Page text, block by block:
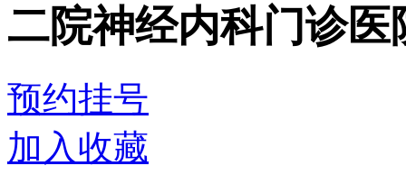
二院神经内科门诊医
预约挂号
加入收藏